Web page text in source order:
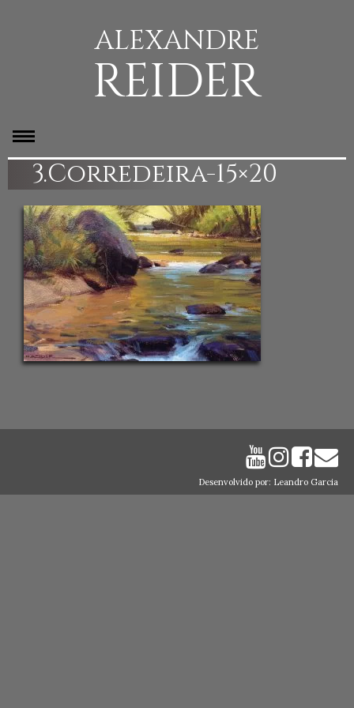
ALEXANDRE
REIDER
3.Corredeira-15×20
Desenvolvido por: Leandro Garcia